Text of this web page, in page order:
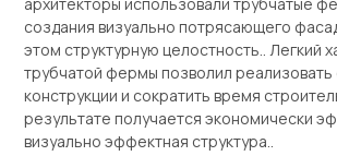
архитекторы использовали трубчатые
создания визуально потрясающего
этом структурную целостность.. Легкий
трубчатой ​​фермы позволил
конструкции и сократить время
результате получается экономически
визуально эффектная структура..